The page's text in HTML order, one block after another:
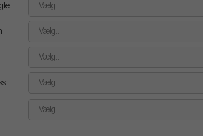
Vælg...
Vælg...
Vælg...
Vælg...
Vælg...